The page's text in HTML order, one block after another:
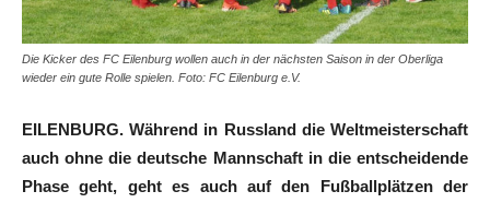
Die Kicker des FC Eilenburg wollen auch in der nächsten Saison in der Oberliga
wieder ein gute Rolle spielen. Foto: FC Eilenburg e.V.
EILENBURG. Während in Russland die Weltmeisterschaft
auch ohne die deutsche Mannschaft in die entscheidende
Phase geht, geht es auch auf den Fußballplätzen der